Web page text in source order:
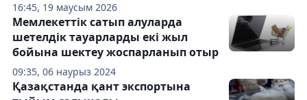
16:45, 19 маусым 2026
09:35, 06 наурыз 2024
Мемлекеттік сатып алуларда
шетелдік тауарларды екі жыл
бойына шектеу жоспарланып отыр
Қазақстанда қант экспортына